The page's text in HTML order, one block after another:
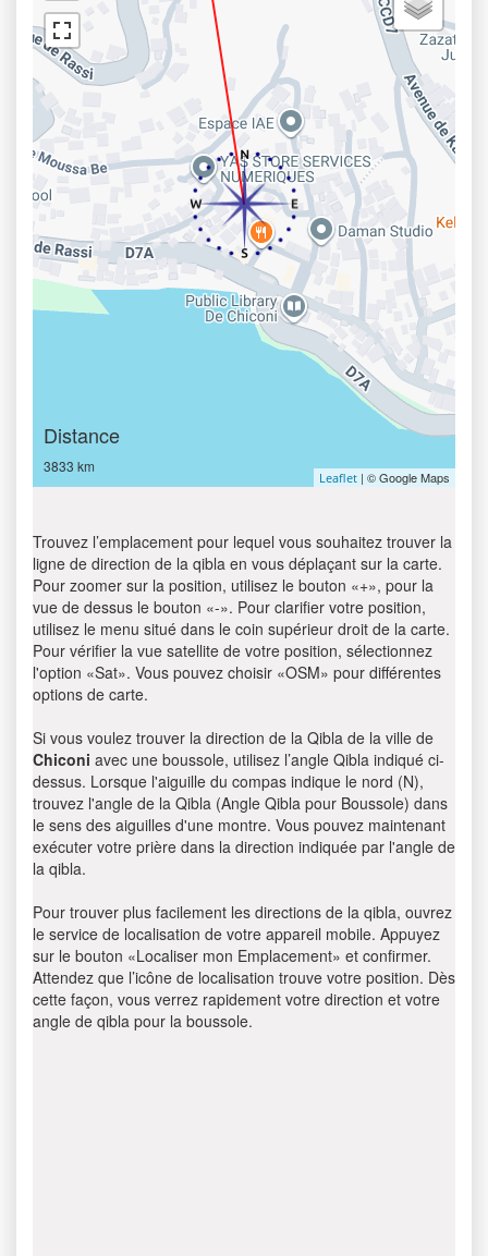
Distance
3833 km
Leaflet | © Google Maps
Trouvez l’emplacement pour lequel vous souhaitez trouver la
ligne de direction de la qibla en vous déplaçant sur la carte.
Pour zoomer sur la position, utilisez le bouton «+», pour la
vue de dessus le bouton «-». Pour clarifier votre position,
utilisez le menu situé dans le coin supérieur droit de la carte.
Pour vérifier la vue satellite de votre position, sélectionnez
l'option «Sat». Vous pouvez choisir «OSM» pour différentes
options de carte.
Si vous voulez trouver la direction de la Qibla de la ville de
Chiconi avec une boussole, utilisez l’angle Qibla indiqué ci-
dessus. Lorsque l'aiguille du compas indique le nord (N),
trouvez l'angle de la Qibla (Angle Qibla pour Boussole) dans
le sens des aiguilles d'une montre. Vous pouvez maintenant
exécuter votre prière dans la direction indiquée par l'angle de
la qibla.
Pour trouver plus facilement les directions de la qibla, ouvrez
le service de localisation de votre appareil mobile. Appuyez
sur le bouton «Localiser mon Emplacement» et confirmer.
Attendez que l’icône de localisation trouve votre position. Dès
cette façon, vous verrez rapidement votre direction et votre
angle de qibla pour la boussole.